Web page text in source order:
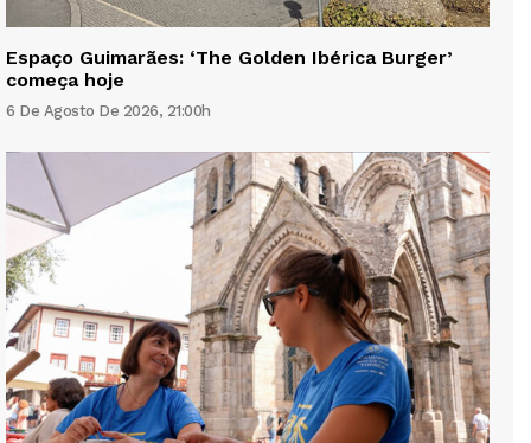
Espaço Guimarães: ‘The Golden Ibérica Burger’
começa hoje
6 De Agosto De 2026, 21:00h